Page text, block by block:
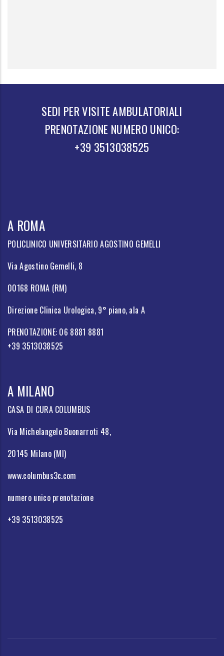
SEDI PER VISITE AMBULATORIALI
PRENOTAZIONE NUMERO UNICO:
+39 3513038525
A ROMA
POLICLINICO UNIVERSITARIO AGOSTINO GEMELLI
Via Agostino Gemelli, 8
00168 ROMA (RM)
Direzione Clinica Urologica, 9° piano, ala A
PRENOTAZIONE: 06 8881 8881
+39 3513038525
A MILANO
CASA DI CURA COLUMBUS
Via Michelangelo Buonarroti 48,
20145 Milano (MI)
www.columbus3c.com
numero unico prenotazione
+39 3513038525